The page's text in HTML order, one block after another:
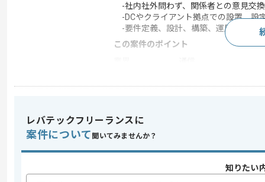
-社内社外問わず、関係者との意見交
-DCやクライアント拠点での設置、設
-要件定義、設計、構築、運用に関す
この案件のポイント
スキル
求めるスキル
レバテックフリーランスに
案件について 聞いてみませんか？
知りたい